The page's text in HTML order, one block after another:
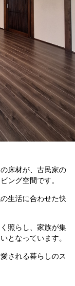
床材が、古民家の
ング空間です。
生活に合わせた快
照らし、家族が集
となっています。
される暮らしのス